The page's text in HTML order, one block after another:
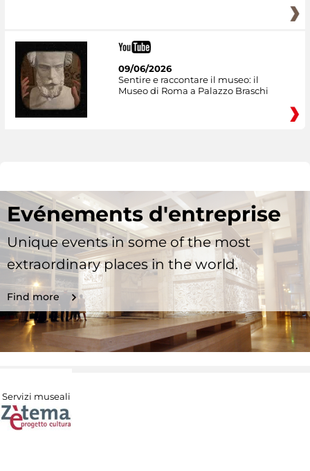
09/06/2026
Sentire e raccontare il museo: il
Museo di Roma a Palazzo Braschi
Evénements d'entreprise
Unique events in some of the most
extraordinary places in the world.
Find more
Servizi museali